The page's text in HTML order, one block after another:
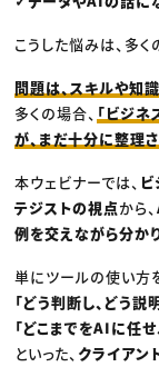
こうした悩みは、多
問題は、スキルや知
多くの場合、 「ビジ
が、まだ十分に整理
本ウェビナーでは、
テジストの視点から、
例を交えながら分か
単にツールの使い方
「どう判断し、どう説
「どこまでをAIに任
といった、 クライアン